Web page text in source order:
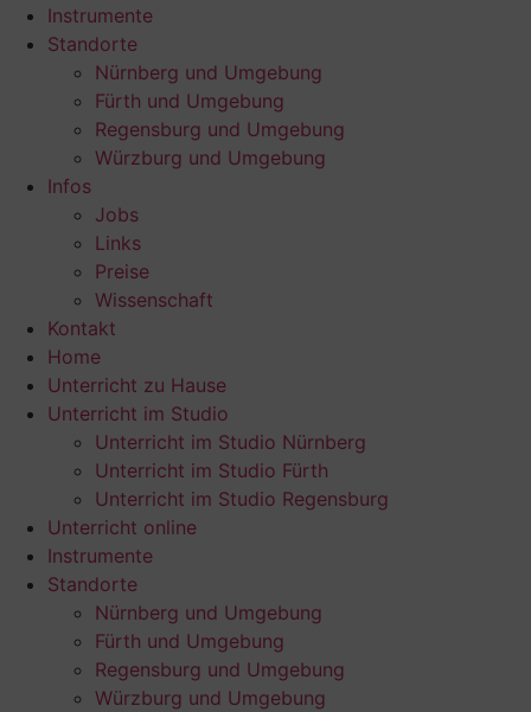
Instrumente
Standorte
Nürnberg und Umgebung
Fürth und Umgebung
Regensburg und Umgebung
Würzburg und Umgebung
Infos
Jobs
Links
Preise
Wissenschaft
Kontakt
Home
Unterricht zu Hause
Unterricht im Studio
Unterricht im Studio Nürnberg
Unterricht im Studio Fürth
Unterricht im Studio Regensburg
Unterricht online
Instrumente
Standorte
Nürnberg und Umgebung
Fürth und Umgebung
Regensburg und Umgebung
Würzburg und Umgebung